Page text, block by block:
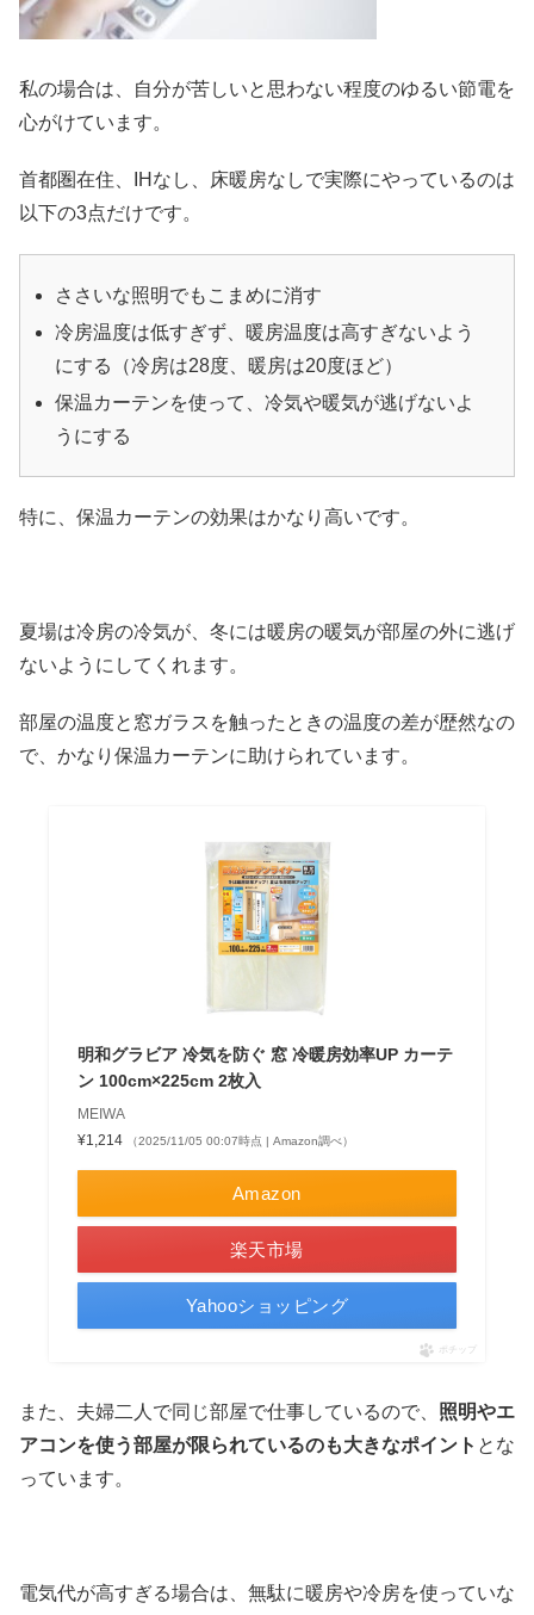
私の場合は、自分が苦しいと思わない程度のゆるい節電を
心がけています。
首都圏在住、IHなし、床暖房なしで実際にやっているのは
以下の3点だけです。
ささいな照明でもこまめに消す
冷房温度は低すぎず、暖房温度は高すぎないよう
にする（冷房は28度、暖房は20度ほど）
保温カーテンを使って、冷気や暖気が逃げないよ
うにする
特に、保温カーテンの効果はかなり高いです。
夏場は冷房の冷気が、冬には暖房の暖気が部屋の外に逃げ
ないようにしてくれます。
部屋の温度と窓ガラスを触ったときの温度の差が歴然なの
で、かなり保温カーテンに助けられています。
明和グラビア 冷気を防ぐ 窓 冷暖房効率UP カーテ
ン 100cm×225cm 2枚入
MEIWA
¥1,214
（2025/11/05 00:07時点 | Amazon調べ）
Amazon
楽天市場
Yahooショッピング
ポチップ
また、夫婦二人で同じ部屋で仕事しているので、 照明やエ
アコンを使う部屋が限られているのも大きなポイント とな
っています。
電気代が高すぎる場合は、無駄に暖房や冷房を使っていな